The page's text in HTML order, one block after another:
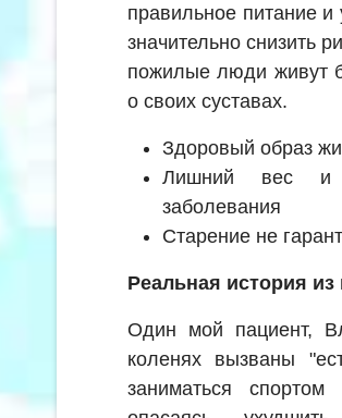
правильное питание и
значительно снизить
пожилые люди живут
о своих суставах.
Здоровый образ
Лишний вес и
заболевания
Старение не
Реальная история из
Один мой пациент,
коленях вызваны
заниматься спортом